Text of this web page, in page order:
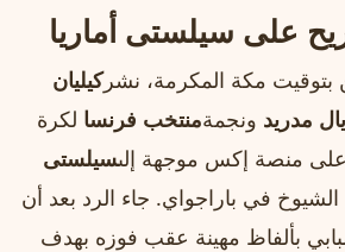
على سيلستى أماريا
بتوقيت مكة المكرمة، نشركيليان
مدريد ونجمةمنتخب فرنسا لكرة
على منصة إكس موجهة إلىسيلستى
في باراجواي. جاء الرد بعد أن
بألفاظ مهينة عقب فوزه بهدف